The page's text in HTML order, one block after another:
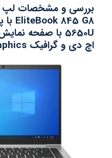
اچ دی و گرافیک